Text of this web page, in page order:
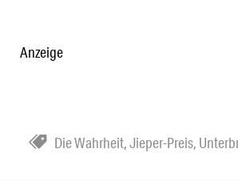
Anzeige
Die Wahrheit,Jieper-Preis,